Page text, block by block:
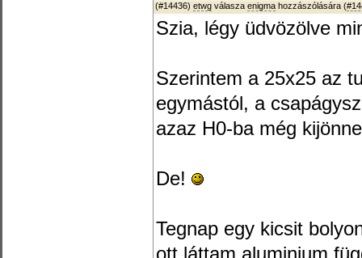
(#14436) etwg válasza enigma hozzászólására (
Szia, légy üdvözölve
Szerintem a 25x25 az
egymástól, a
azaz H0-ba még
De!
Tegnap egy kicsit